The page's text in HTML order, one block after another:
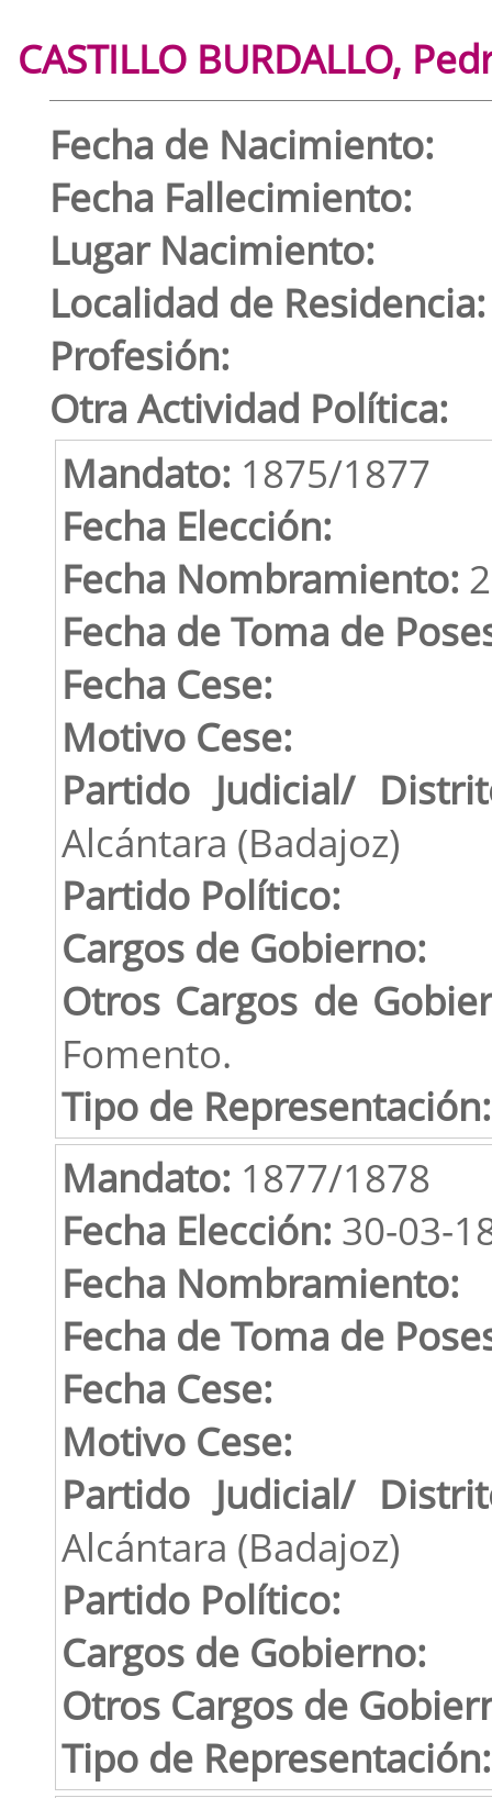
CASTILLO BURDALLO,
Fecha de Nacimiento:
Fecha Fallecimiento:
Lugar Nacimiento:
Localidad de Residencia:
Profesión:
Otra Actividad Política:
Mandato: 1875/1877
Fecha Elección:
Fecha Nombramiento:
Fecha de Toma de
Fecha Cese:
Motivo Cese:
Partido Judicial/
Alcántara (Badajoz)
Partido Político:
Cargos de Gobierno:
Otros Cargos de
Fomento.
Tipo de Representación:
Mandato: 1877/1878
Fecha Elección: 30-03-
Fecha Nombramiento:
Fecha de Toma de
Fecha Cese:
Motivo Cese:
Partido Judicial/
Alcántara (Badajoz)
Partido Político:
Cargos de Gobierno:
Otros Cargos de
Tipo de Representación: